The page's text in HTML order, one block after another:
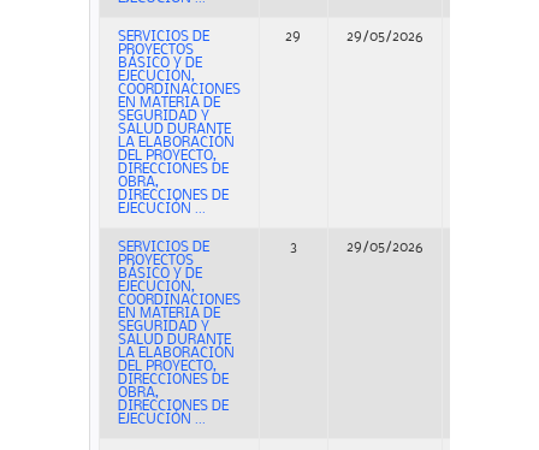
SERVICIOS DE
PROYECTOS
BÁSICO Y DE
EJECUCIÓN,
COORDINACIONES
EN MATERIA DE
SEGURIDAD Y
SALUD DURANTE
LA ELABORACIÓN
DEL PROYECTO,
DIRECCIONES DE
OBRA,
DIRECCIONES DE
EJECUCIÓN ...
29 29/05/2026
SERVICIOS DE
PROYECTOS
BÁSICO Y DE
EJECUCIÓN,
COORDINACIONES
EN MATERIA DE
SEGURIDAD Y
SALUD DURANTE
LA ELABORACIÓN
DEL PROYECTO,
DIRECCIONES DE
OBRA,
DIRECCIONES DE
EJECUCIÓN ...
3 29/05/2026